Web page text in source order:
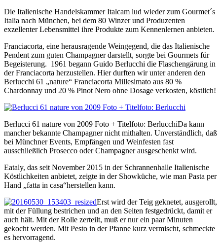
Die Italienische Handelskammer Italcam lud wieder zum Gourmet´s
Italia nach München, bei dem 80 Winzer und Produzenten
exzellenter Lebensmittel ihre Produkte zum Kennenlernen anbieten.
Franciacorta, eine herausragende Weingegend, die das Italienische
Pendent zum guten Champagner darstellt, sorgte bei Gourmets für
Begeisterung. 1961 begann Guido Berlucchi die Flaschengärung in
der Franciacorta herzustellen. Hier durften wir unter anderen den
Berlucchi 61 „nature“ Franciacorta Millesimato aus 80 %
Chardonnay und 20 % Pinot Nero ohne Dosage verkosten, köstlich!
Berlucci 61 nature von 2009 Foto + Titelfoto: BerlucchiDa kann
mancher bekannte Champagner nicht mithalten. Unverständlich, daß
bei Münchner Events, Empfängen und Weinfesten fast
ausschließlich Prosecco oder Champagner ausgeschenkt wird.
Eataly, das seit November 2015 in der Schrannenhalle Italienische
Köstlichkeiten anbietet, zeigte in der Showküche, wie man Pasta per
Hand „fatta in casa“herstellen kann.
Erst wird der Teig geknetet, ausgerollt,
mit der Füllung bestrichen und an den Seiten festgedrückt, damit er
auch hält. Mit der Rolle zerteilt, muß er nur ein paar Minuten
gekocht werden. Mit Pesto in der Pfanne kurz vermischt, schmeckte
es hervorragend.